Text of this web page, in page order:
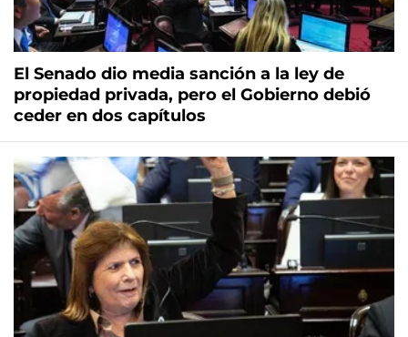
El Senado dio media sanción a la ley de
propiedad privada, pero el Gobierno debió
ceder en dos capítulos